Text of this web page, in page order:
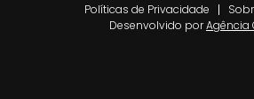
Políticas de Privacidade
Desenvolvido porAgência